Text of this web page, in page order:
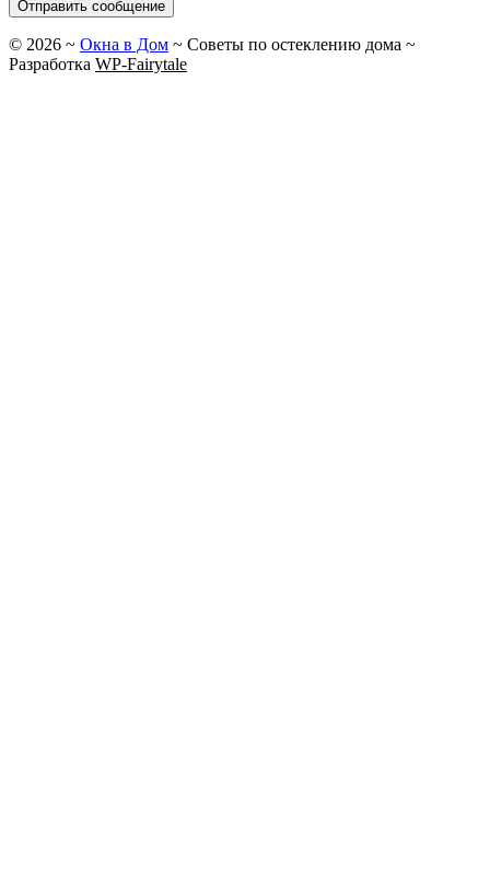
© 2026 ~ Окна в Дом ~ Советы по остеклению дома ~
Разработка WP-Fairytale